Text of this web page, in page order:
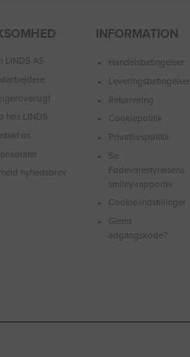
LINDS AS
hos LINDS
os
nyhedsbrev
INFORMATION
Handelsbetingelser
Leveringsbetingelser
Returnering
Cookiepolitik
Privatlivspolitik
Se
Fødevarestyrelsens
smiley-rapporter
Cookie-indstillinger
Glemt
adgangskode?